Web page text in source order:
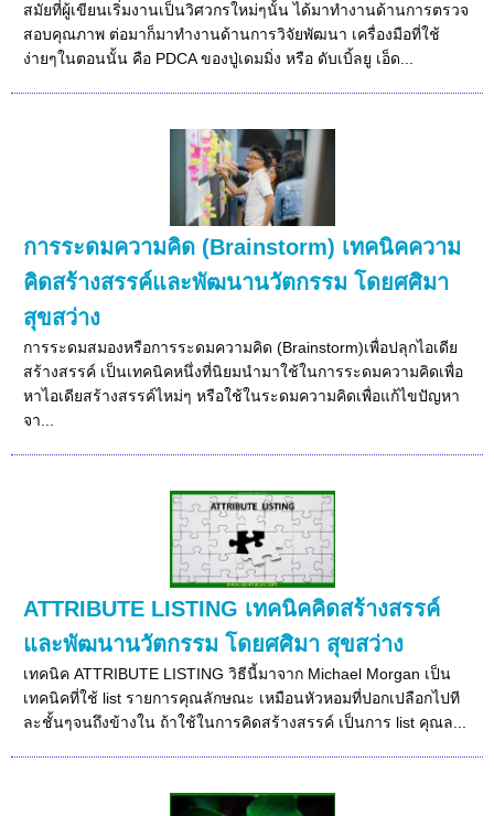
สมัยที่ผู้เขียนเริ่มงานเป็นวิศวกรใหม่ๆนั้น ได้มาทำงานด้านการตรวจ
สอบคุณภาพ ต่อมาก็มาทำงานด้านการวิจัยพัฒนา เครื่องมือที่ใช้
ง่ายๆในตอนนั้น คือ PDCA ของปู่เดมมิ่ง หรือ ดับเบิ้ลยู เอ็ด...
การระดมความคิด (Brainstorm) เทคนิคความ
คิดสร้างสรรค์และพัฒนานวัตกรรม โดยศศิมา
สุขสว่าง
การระดมสมองหรือการระดมความคิด (Brainstorm)เพื่อปลุกไอเดีย
สร้างสรรค์ เป็นเทคนิคหนึ่งที่นิยมนำมาใช้ในการระดมความคิดเพื่อ
หาไอเดียสร้างสรรค์ไหม่ๆ หรือใช้ในระดมความคิดเพื่อแก้ไขปัญหา
จา...
ATTRIBUTE LISTING เทคนิคคิดสร้างสรรค์
และพัฒนานวัตกรรม โดยศศิมา สุขสว่าง
เทคนิค ATTRIBUTE LISTING วิธีนี้มาจาก Michael Morgan เป็น
เทคนิคที่ใช้ list รายการคุณลักษณะ เหมือนหัวหอมที่ปอกเปลือกไปที
ละชั้นๆจนถึงข้างใน ถ้าใช้ในการคิดสร้างสรรค์ เป็นการ list คุณล...